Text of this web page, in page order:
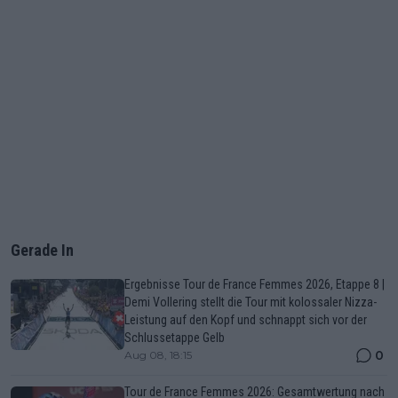
Gerade In
Ergebnisse Tour de France Femmes 2026, Etappe 8 |
Demi Vollering stellt die Tour mit kolossaler Nizza-
Leistung auf den Kopf und schnappt sich vor der
Schlussetappe Gelb
Aug 08, 18:15 0
Tour de France Femmes 2026: Gesamtwertung nach